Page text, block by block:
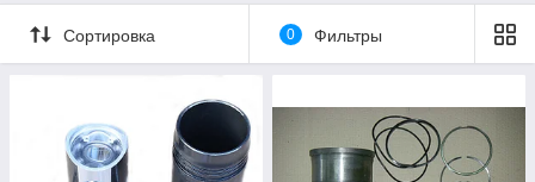
Сортировка 0 Фильтры